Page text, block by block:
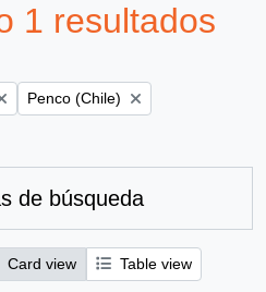
1 resultados
Remove filter:
Penco (Chile)
de búsqueda
Card view
Table view